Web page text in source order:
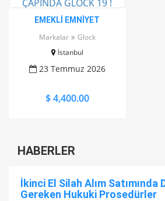
EMEKLİ EMNİYET
Markalar
Glock
İstanbul
23 Temmuz 2026
$ 4,400.00
HABERLER
İkinci El Silah Alım
Gereken Hukuki Prosedürler